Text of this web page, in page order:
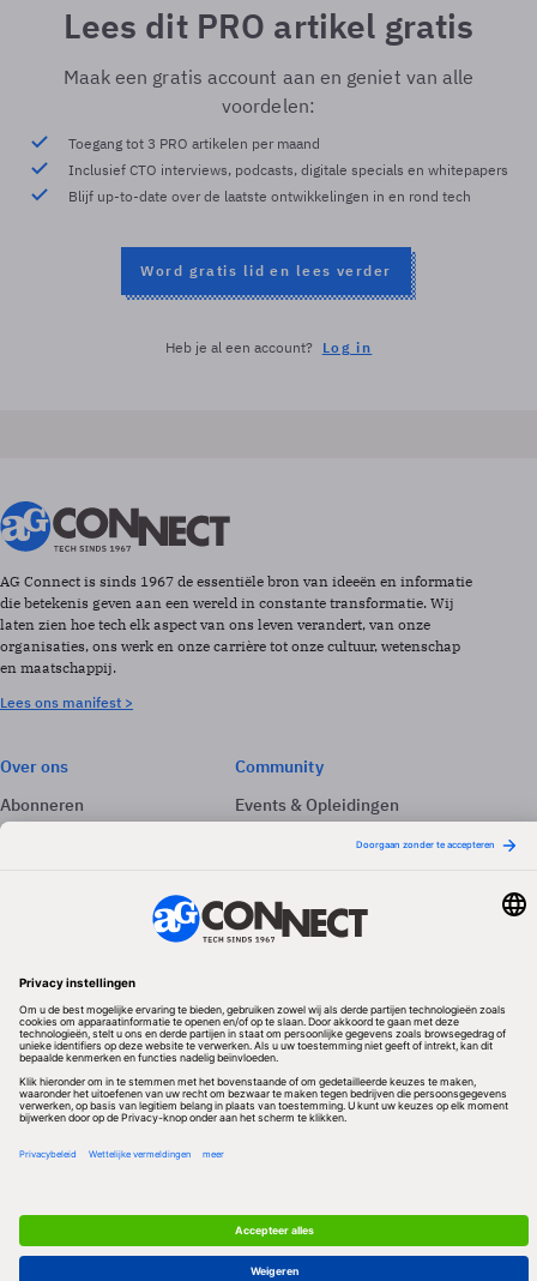
Lees dit PRO artikel gratis
Maak een gratis account aan en geniet van alle
voordelen:
Toegang tot 3 PRO artikelen per maand
Inclusief CTO interviews, podcasts, digitale specials en whitepapers
Blijf up-to-date over de laatste ontwikkelingen in en rond tech
Word gratis lid en lees verder
Heb je al een account? Log in
AG Connect is sinds 1967 de essentiële bron van ideeën en informatie
die betekenis geven aan een wereld in constante transformatie. Wij
laten zien hoe tech elk aspect van ons leven verandert, van onze
organisaties, ons werk en onze carrière tot onze cultuur, wetenschap
en maatschappij.
Lees ons manifest >
Over ons
Abonneren
Adverteren
Community
Events & Opleidingen
Volg ons
Redactionele partner
Algemene Voorwaarden & Copyrights